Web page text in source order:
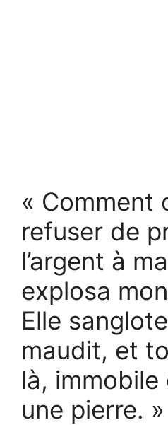
« Comment
refuser de
l’argent à
explosa
Elle
maudit, et
là, immobile
une pierre. »